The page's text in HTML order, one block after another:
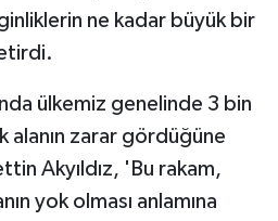
ne kadar büyük bir
ülkemiz genelinde 3 bin
alanın zarar gördüğüne
Akyıldız, 'Bu rakam,
yok olması anlamına